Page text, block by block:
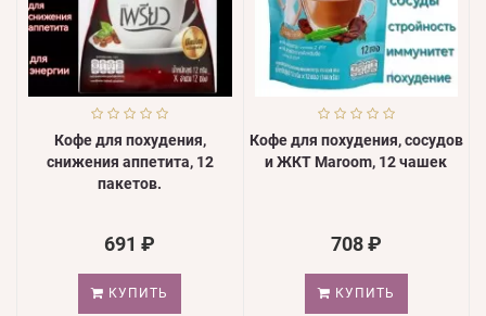
Кофе для похудения,
снижения аппетита, 12
пакетов.
691 ₽
КУПИТЬ
Кофе для похудения, сосудов
и ЖКТ Maroom, 12 чашек
708 ₽
КУПИТЬ